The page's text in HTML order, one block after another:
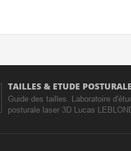
TAILLES & ETUDE POSTURALE
Guide des tailles. Laboratoire
posturale laser 3D Lucas